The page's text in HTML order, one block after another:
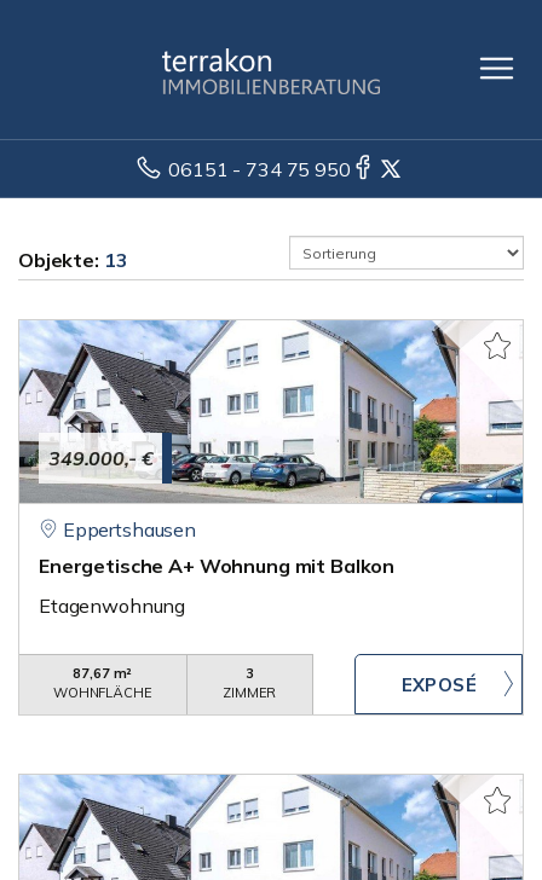
06151 - 734 75 950
Objekte: 13
349.000,- €
Eppertshausen
Energetische A+ Wohnung mit Balkon
Etagenwohnung
87,67 m²
WOHNFLÄCHE
3
ZIMMER